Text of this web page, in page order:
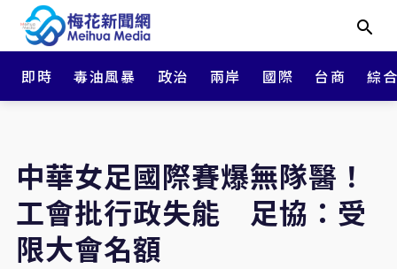
即時 毒油風暴 政治 兩岸 國際 台商 綜
中華女足國際賽爆無隊醫！
工會批行政失能 足協：受
限大會名額